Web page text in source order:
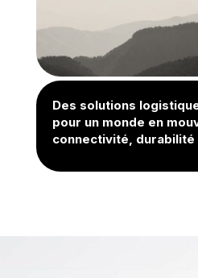
Des solutions
pour un monde en
connectivité,